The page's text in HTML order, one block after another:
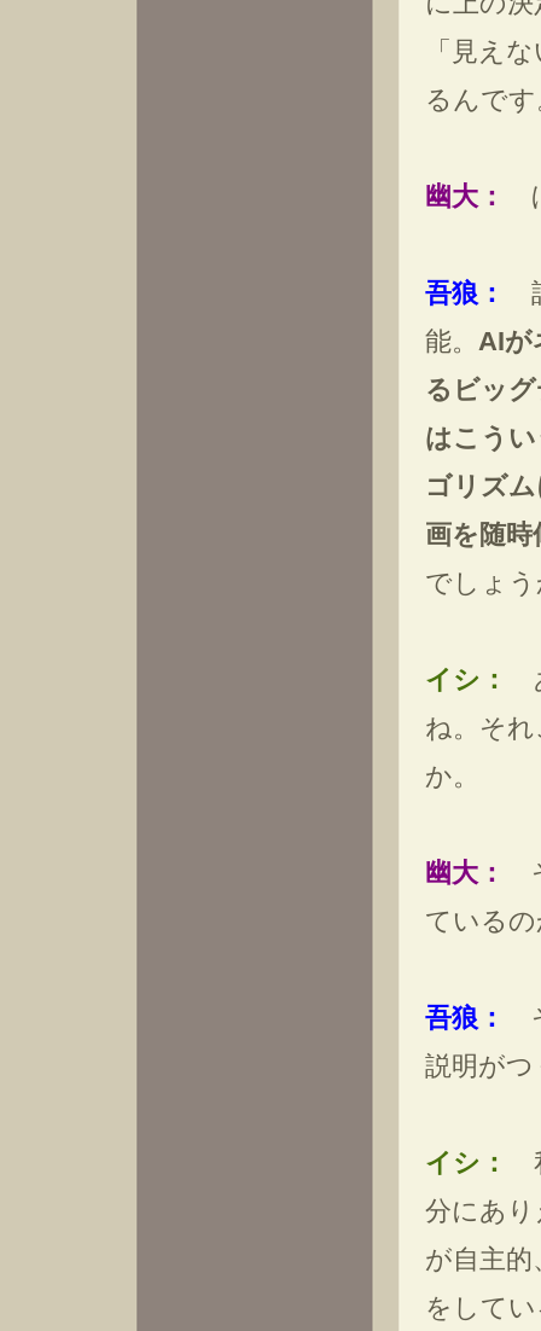
「見え
るんで
幽大：
吾狼：
能。 AIが
るビッ
はこう
ゴリズ
画を随
でしょ
イシ：
ね。そ
か。
幽大：
ている
吾狼：
説明が
イシ：
分にあ
が自主
をして